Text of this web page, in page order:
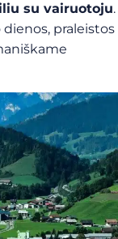
su vairuotoju.
dienos, praleistos